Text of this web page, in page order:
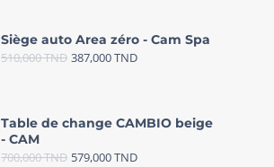
Siège auto Area zéro - Cam Spa
510,000TND 387,000TND
Table de change CAMBIO beige
- CAM
700,000TND 579,000TND